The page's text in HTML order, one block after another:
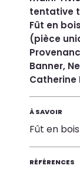
tentative
Fût en
(pièce
Banner,
Catherine
À SAVOIR
Fût en
RÉFÉRENCES